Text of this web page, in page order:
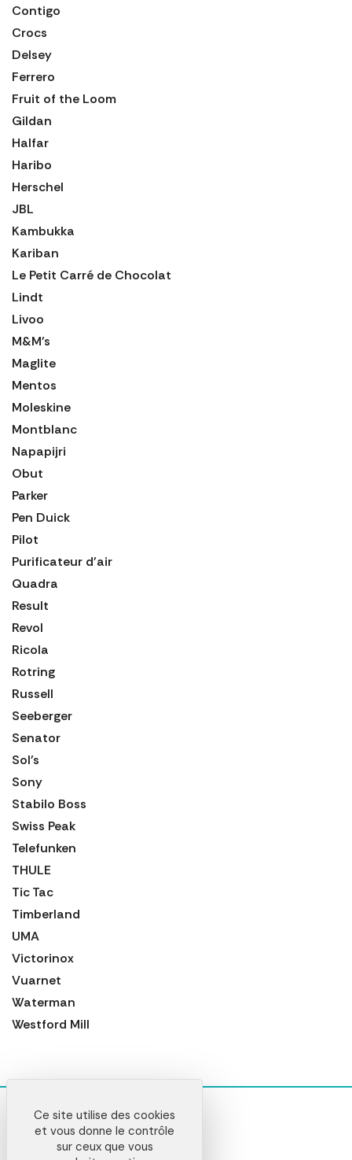
Contigo
Crocs
Delsey
Ferrero
Fruit of the Loom
Gildan
Halfar
Haribo
Herschel
JBL
Kambukka
Kariban
Le Petit Carré de Chocolat
Lindt
Livoo
M&M's
Maglite
Mentos
Moleskine
Montblanc
Napapijri
Obut
Parker
Pen Duick
Pilot
Purificateur d'air
Quadra
Result
Revol
Ricola
Rotring
Russell
Seeberger
Senator
Sol's
Sony
Stabilo Boss
Swiss Peak
Telefunken
THULE
Tic Tac
Timberland
UMA
Victorinox
Vuarnet
Waterman
Westford Mill
Ce site utilise des cookies
et vous donne le contrôle
sur ceux que vous